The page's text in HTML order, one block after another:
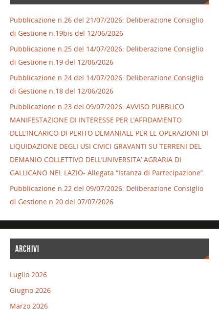
Pubblicazione n.26 del 21/07/2026: Deliberazione Consiglio
di Gestione n.19bis del 12/06/2026
Pubblicazione n.25 del 14/07/2026: Deliberazione Consiglio
di Gestione n.19 del 12/06/2026
Pubblicazione n.24 del 14/07/2026: Deliberazione Consiglio
di Gestione n.18 del 12/06/2026
Pubblicazione n.23 del 09/07/2026: AVVISO PUBBLICO
MANIFESTAZIONE DI INTERESSE PER L’AFFIDAMENTO
DELL’INCARICO DI PERITO DEMANIALE PER LE OPERAZIONI DI
LIQUIDAZIONE DEGLI USI CIVICI GRAVANTI SU TERRENI DEL
DEMANIO COLLETTIVO DELL’UNIVERSITA’ AGRARIA DI
GALLICANO NEL LAZIO- Allegata “Istanza di Partecipazione”.
Pubblicazione n.22 del 09/07/2026: Deliberazione Consiglio
di Gestione n.20 del 07/07/2026
ARCHIVI
Luglio 2026
Giugno 2026
Marzo 2026